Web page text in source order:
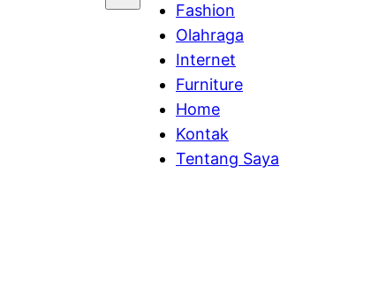
Fashion
Olahraga
Internet
Furniture
Home
Kontak
Tentang Saya